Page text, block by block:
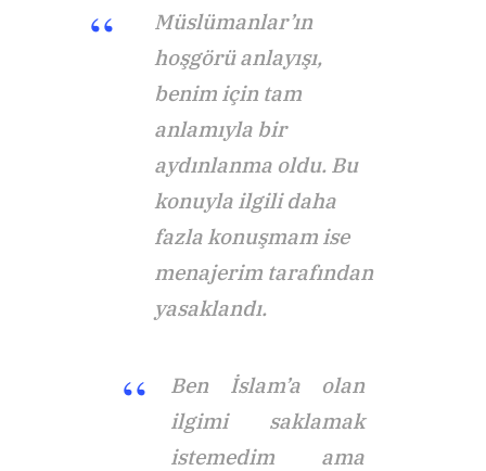
Müslümanlar’ın
hoşgörü anlayışı,
benim için tam
anlamıyla bir
aydınlanma oldu. Bu
konuyla ilgili daha
fazla konuşmam ise
menajerim tarafından
yasaklandı.
Ben İslam’a olan
ilgimi saklamak
istemedim ama